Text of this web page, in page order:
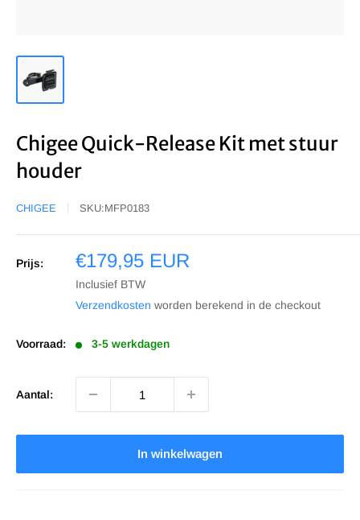
Chigee Quick-Release Kit met stuur
houder
CHIGEE SKU:MFP0183
Prijs:
Sale
prijs
€179,95 EUR
Inclusief BTW
Verzendkosten worden berekend in de checkout
Voorraad: 3-5 werkdagen
Aantal:
In winkelwagen